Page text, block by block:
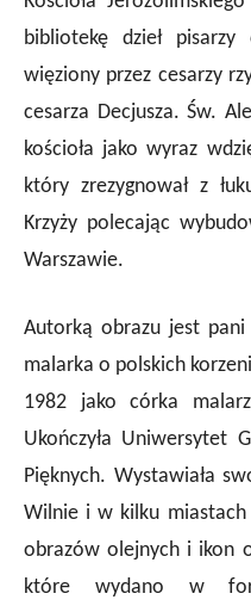
bibliotekę dzieł pisarzy
więziony przez cesarzy
cesarza Decjusza. Św.
kościoła jako wyraz
który zrezygnował z
Krzyży polecając
Warszawie.
Autorką obrazu jest pani
malarka o polskich
1982 jako córka
Ukończyła Uniwersytet
Pięknych. Wystawiała
Wilnie i w kilku miastach
obrazów olejnych i ikon
które wydano w